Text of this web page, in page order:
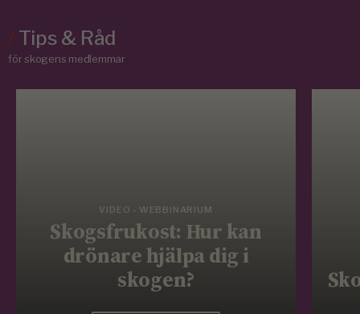
/Tips & Råd
för skogens medlemmar
VIDEO - WEBBINARIUM
Skogsfrukost: Hur kan
drönare hjälpa dig i
skogen?